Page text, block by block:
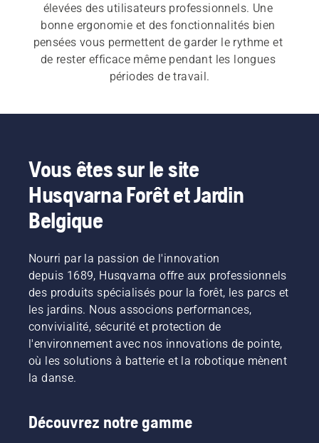
élevées des utilisateurs professionnels. Une
bonne ergonomie et des fonctionnalités bien
pensées vous permettent de garder le rythme et
de rester efficace même pendant les longues
périodes de travail.
de nombreuses années. Optez pour une tondeuse
poussée professionnelle Husqvarna et profitez de
journées de travail plus efficaces.
Vous êtes sur le site
Husqvarna Forêt et Jardin
Belgique
Nourri par la passion de l'innovation
depuis 1689, Husqvarna offre aux professionnels
des produits spécialisés pour la forêt, les parcs et
les jardins. Nous associons performances,
convivialité, sécurité et protection de
l'environnement avec nos innovations de pointe,
où les solutions à batterie et la robotique mènent
la danse.
Découvrez notre gamme